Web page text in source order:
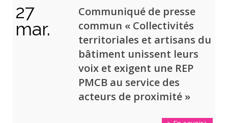
27
mar.
Communiqué de presse
commun « Collectivités
territoriales et artisans du
bâtiment unissent leurs
voix et exigent une REP
PMCB au service des
acteurs de proximité »